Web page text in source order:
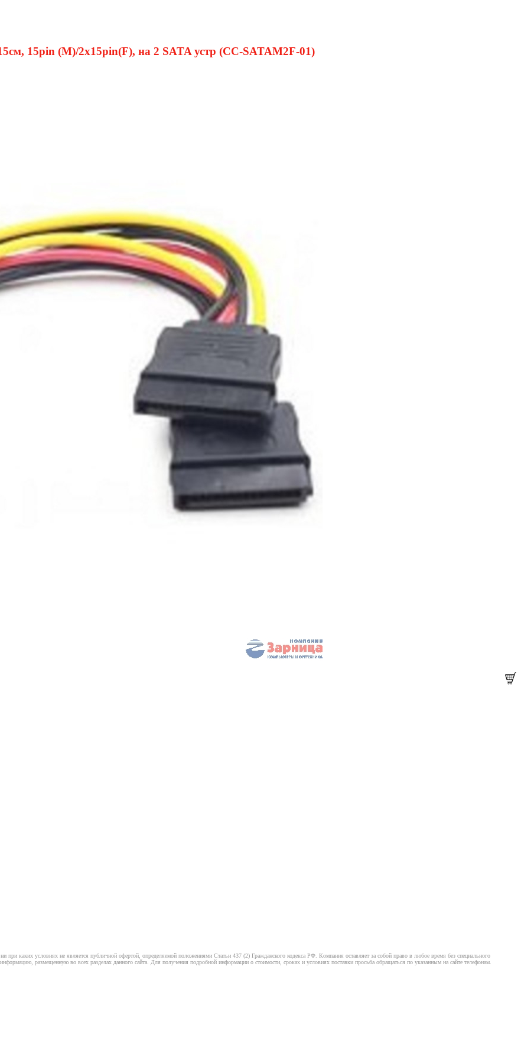
15pin (M)/2x15pin(F), на 2 SATA устр (CC-SATAM2F-01)
каких условиях не является публичной офертой, определяемой положениями Статьи 437 (2) Гражданского кодекса РФ. Компания оставляет за собой право в любое время без специального
размещенную во всех разделах данного сайта. Для получения подробной информации о стоимости, сроках и условиях поставки просьба обращаться по указанным на сайте телефонам.